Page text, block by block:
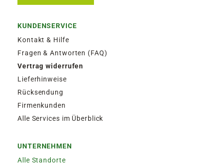
KUNDENSERVICE
Kontakt & Hilfe
Fragen & Antworten (FAQ)
Vertrag widerrufen
Lieferhinweise
Rücksendung
Firmenkunden
Alle Services im Überblick
UNTERNEHMEN
Alle Standorte